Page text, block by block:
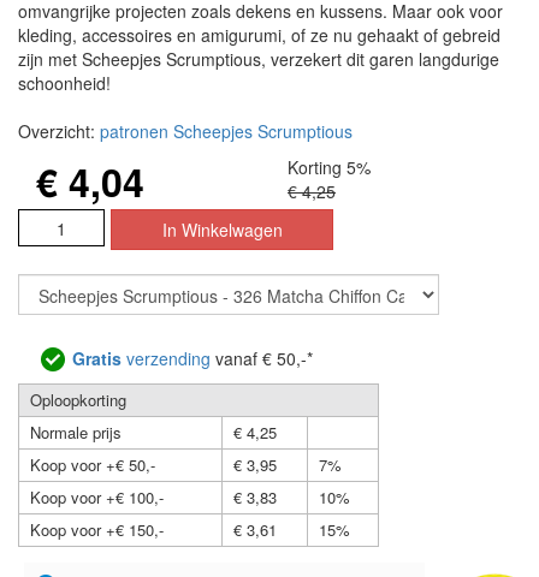
omvangrijke projecten zoals dekens en kussens. Maar ook voor
kleding, accessoires en amigurumi, of ze nu gehaakt of gebreid
zijn met Scheepjes Scrumptious, verzekert dit garen langdurige
schoonheid!
Overzicht: patronen Scheepjes Scrumptious
€ 4,04
Korting 5%
€ 4,25
Gratis verzending vanaf € 50,-*
Oploopkorting
Normale prijs
€ 4,25
Koop voor +€ 50,-
€ 3,95
7%
Koop voor +€ 100,-
€ 3,83
10%
Koop voor +€ 150,-
€ 3,61 15%